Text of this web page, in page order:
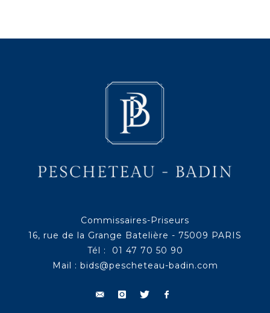
Commissaires-Priseurs
16, rue de la Grange Batelière - 75009 PARIS
Tél : 01 47 70 50 90
Mail : bids@pescheteau-badin.com